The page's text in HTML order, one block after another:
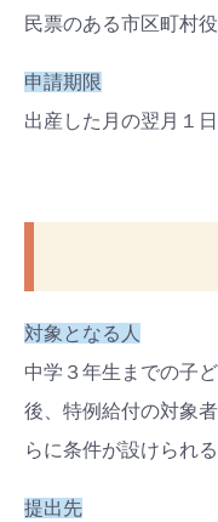
民票のある市区町村
申請期限
出産した月の翌月 １
対象となる人
中学３年生までの子
後、特例給付の対象
らに条件が設けられ
提出先
#出産準備